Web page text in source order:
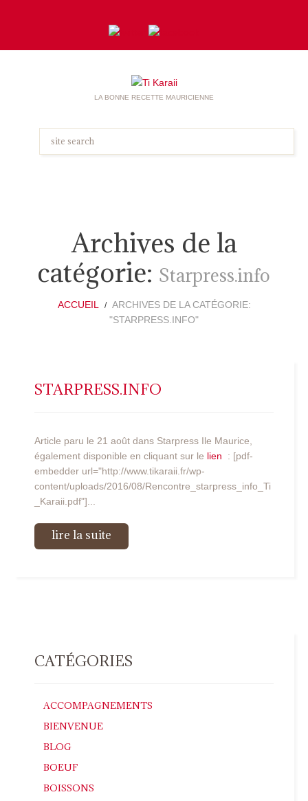
LA BONNE RECETTE MAURICIENNE
Archives de la
catégorie: Starpress.info
ACCUEIL
ARCHIVES DE LA CATÉGORIE:
"STARPRESS.INFO"
STARPRESS.INFO
Article paru le 21 août dans Starpress Ile Maurice,
également disponible en cliquant sur le lien : [pdf-
embedder url="http://www.tikaraii.fr/wp-
content/uploads/2016/08/Rencontre_starpress_info_Ti
_Karaii.pdf"]...
lire la suite
CATÉGORIES
ACCOMPAGNEMENTS
BIENVENUE
BLOG
BOEUF
BOISSONS